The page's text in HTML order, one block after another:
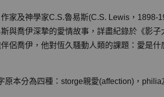
家及神學家C.S.魯易斯(C.S. Lewis，
與喬伊深摯的愛情故事，詳盡紀錄於《影
侶喬伊，他對恆久騷動人類的課題：愛是什
原本分為四種：storge親愛(affection)，